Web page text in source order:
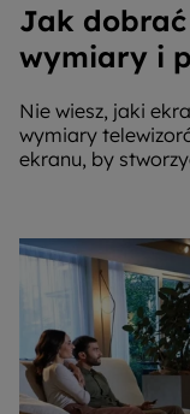
Jak
wymiary i
Nie wiesz, jaki
wymiary
ekranu, by